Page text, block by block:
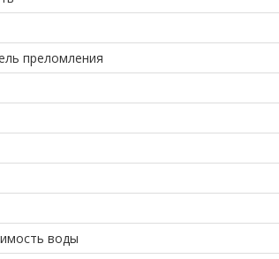
преломления
воды